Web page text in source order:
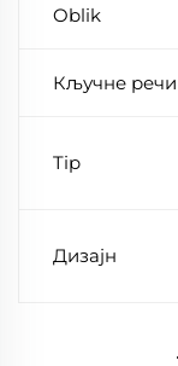
Oblik
Кључне речи
Tip
Дизајн